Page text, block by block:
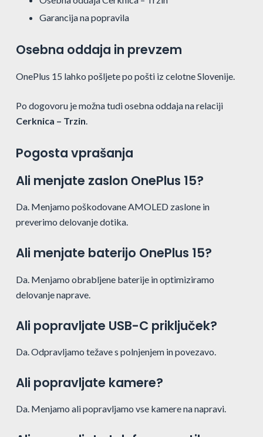
Garancija na popravila
Osebna oddaja in prevzem
OnePlus 15 lahko pošljete po pošti iz celotne Slovenije.
Po dogovoru je možna tudi osebna oddaja na relaciji
Cerknica – Trzin
Pogosta vprašanja
Ali menjate zaslon OnePlus 15?
Da. Menjamo poškodovane AMOLED zaslone in
preverimo delovanje dotika.
Ali menjate baterijo OnePlus 15?
Da. Menjamo obrabljene baterije in optimiziramo
delovanje naprave.
Ali popravljate USB-C priključek?
Da. Odpravljamo težave s polnjenjem in povezavo.
Ali popravljate kamere?
Da. Menjamo ali popravljamo vse kamere na napravi.